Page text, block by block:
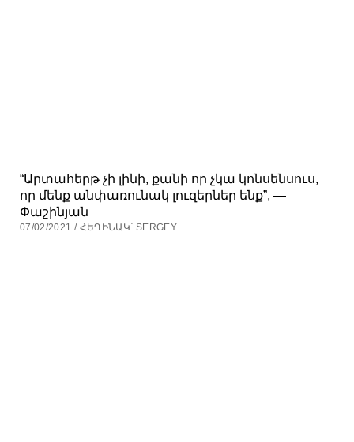
“Արտահերթ չի լինի, քանի որ չկա կոնսենսուս,
որ մենք անփառունակ լուզերներ ենք”, —
Փաշինյան
07/02/2021 / ՀԵՂԻՆԱԿ՝ SERGEY